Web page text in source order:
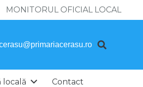
MONITORUL OFICIAL LOCAL
Contact